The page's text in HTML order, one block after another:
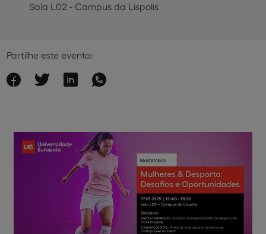
Sala L02 - Campus da Lispolis
Partilhe este evento: